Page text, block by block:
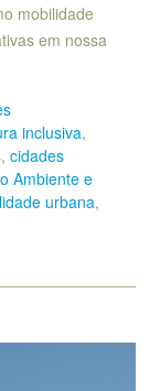
mobilidade
em nossa
inclusiva,
, cidades
Ambiente e
urbana,